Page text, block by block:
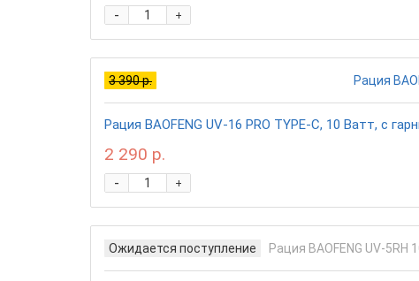
+
-
3 390 р.
Рация BAOFENG UV-16 PRO TYPE-C, 10 Ватт, с
2 290 р.
+
-
Ожидается поступление